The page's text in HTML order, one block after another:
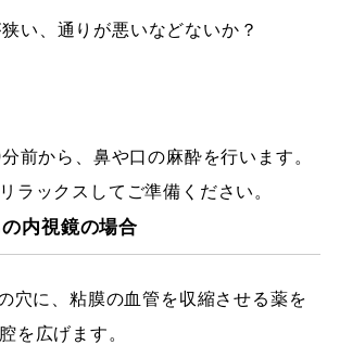
い、通りが悪いなどないか？
前から、鼻や口の麻酔を行います。
ラックスしてご準備ください。
内視鏡の場合
穴に、粘膜の血管を収縮させる薬を
を広げます。